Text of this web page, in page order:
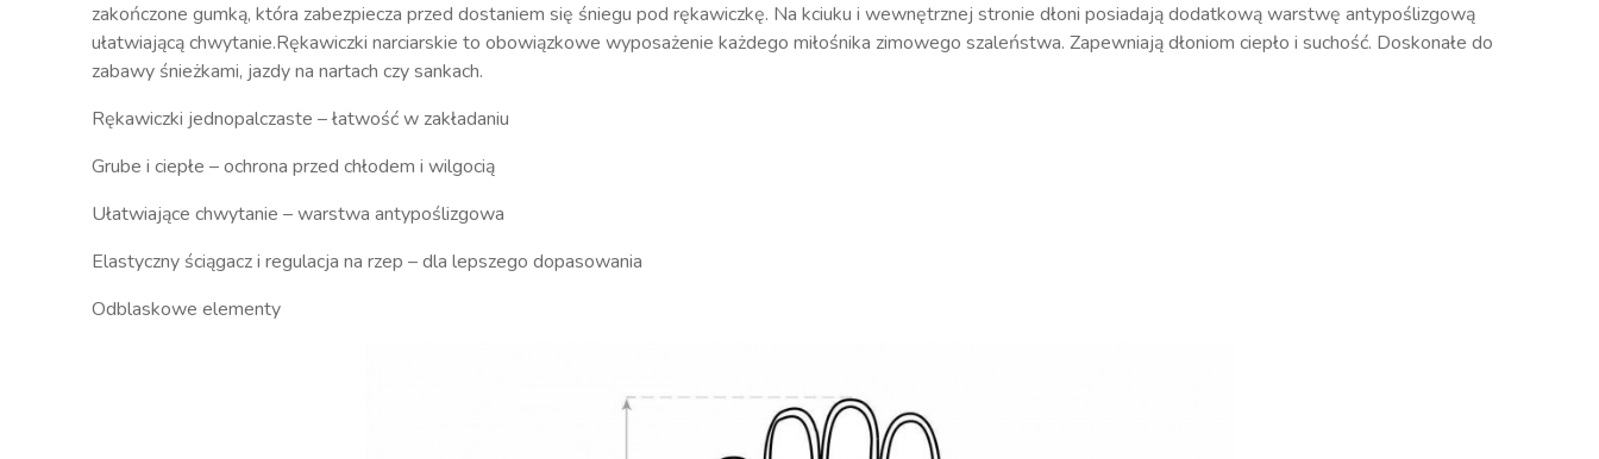
zakończone gumką, która zabezpiecza przed dostaniem się śniegu pod rękawiczkę. Na kciuku i wewnętrznej stronie dłoni posiadają dodatkową warstwę antypoślizgową
ułatwiającą chwytanie.Rękawiczki narciarskie to obowiązkowe wyposażenie każdego miłośnika zimowego szaleństwa. Zapewniają dłoniom ciepło i suchość. Doskonałe do
zabawy śnieżkami, jazdy na nartach czy sankach.
Rękawiczki jednopalczaste – łatwość w zakładaniu
Grube i ciepłe – ochrona przed chłodem i wilgocią
Ułatwiające chwytanie – warstwa antypoślizgowa
Elastyczny ściągacz i regulacja na rzep – dla lepszego dopasowania
Odblaskowe elementy